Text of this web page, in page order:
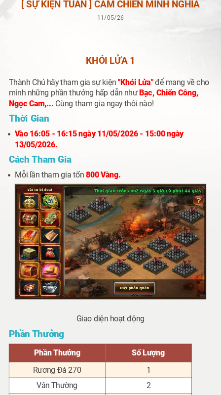
[ SỰ KIỆN TUẦN ] CAM CHIẾN MINH NGHĨA
11/05/26
KHÓI LỬA 1
Thành Chủ hãy tham gia sự kiện "Khói Lửa"để mang về cho
mình những phần thưởng hấp dẫn như Bạc, Chiến Công,
Ngọc Cam,... Cùng tham gia ngay thôi nào!
Thời Gian
Vào 16:05 - 16:15 ngày 11/05/2026 - 15:00 ngày
13/05/2026.
Cách Tham Gia
Mỗi lần tham gia tốn 800 Vàng.
Giao diện hoạt động
Phần Thưởng
Phần Thưởng
Số Lượng
Rương Đá 270
1
Vân Thường
2